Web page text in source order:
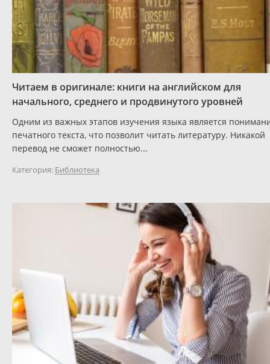
Читаем в оригинале: книги на английском для
начального, среднего и продвинутого уровней
Одним из важных этапов изучения языка является
печатного текста, что позволит читать литературу. Никакой
перевод не сможет полностью...
Категория: Библиотека